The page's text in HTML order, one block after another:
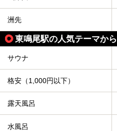
洲先
東鳴尾駅の人気テーマか
サウナ
格安（1,000円以下）
露天風呂
水風呂